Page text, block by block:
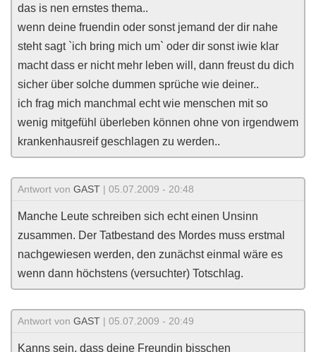
das is nen ernstes thema..
wenn deine fruendin oder sonst jemand der dir nahe
steht sagt `ich bring mich um` oder dir sonst iwie klar
macht dass er nicht mehr leben will, dann freust du dich
sicher über solche dummen sprüche wie deiner..
ich frag mich manchmal echt wie menschen mit so
wenig mitgefühl überleben können ohne von irgendwem
krankenhausreif geschlagen zu werden..
Antwort von GAST | 05.07.2009 - 20:48
Manche Leute schreiben sich echt einen Unsinn
zusammen. Der Tatbestand des Mordes muss erstmal
nachgewiesen werden, den zunächst einmal wäre es
wenn dann höchstens (versuchter) Totschlag.
Antwort von GAST | 05.07.2009 - 20:49
Kanns sein, dass deine Freundin bisschen